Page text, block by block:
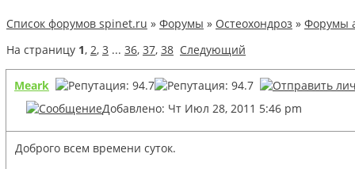
Список форумов spinet.ru » Форумы » Остеохондроз » Форумы
На страницу 1, 2, 3 ... 36, 37, 38 Следующий
Meark
Добавлено: Чт Июл 28, 2011 5:46 pm
Доброго всем времени суток.